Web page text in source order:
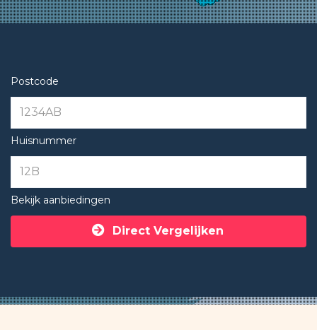
Postcode
Huisnummer
Bekijk aanbiedingen
Direct Vergelijken